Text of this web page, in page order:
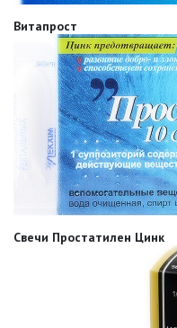
Витапрост
Свечи Простатилен Цинк